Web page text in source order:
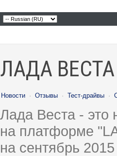
ЛАДА ВЕСТА
Новости · Отзывы · Тест-драйвы ·
Лада Веста -
на платформе
на сентябрь